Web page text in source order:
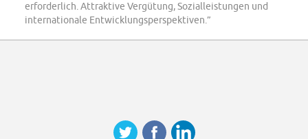
erforderlich. Attraktive Vergütung, Sozialleistungen und
internationale Entwicklungsperspektiven.”